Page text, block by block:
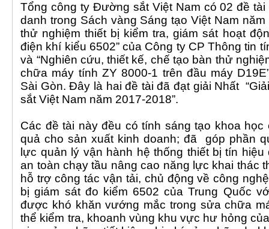
Tổng công ty Đường sắt Việt Nam có 02 đề
danh trong Sách vàng Sáng tạo Việt Nam
thử nghiệm thiết bị kiểm tra, giám sát hoạt
điện khí kiểu 6502” của Công ty CP Thông tin
và “Nghiên cứu, thiết kế, chế tạo bàn thử
chữa máy tính ZY 8000-1 trên đầu máy
Sài Gòn. Đây là hai đề tài đã đạt giải Nhất
sắt Việt Nam năm 2017-2018”.
Các đề tài này đều có tính sáng tạo khoa học
quả cho sản xuất kinh doanh; đã góp phần
lực quản lý vận hành hệ thống thiết bị tín
an toàn chạy tầu nâng cao năng lực khai thác
hỗ trợ công tác vận tải, chủ động về công
bị giám sát đo kiểm 6502 của Trung Quốc
được khó khăn vướng mắc trong sửa chữa
thể kiểm tra, khoanh vùng khu vực hư hỏng